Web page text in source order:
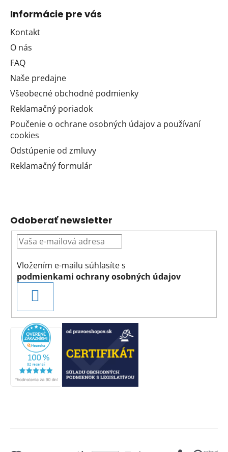
Informácie pre vás
Kontakt
O nás
FAQ
Naše predajne
Všeobecné obchodné podmienky
Reklamačný poriadok
Poučenie o ochrane osobných údajov a používaní
cookies
Odstúpenie od zmluvy
Reklamačný formulár
Odoberať newsletter
Vložením e-mailu súhlasíte s
podmienkami ochrany osobných údajov
SA